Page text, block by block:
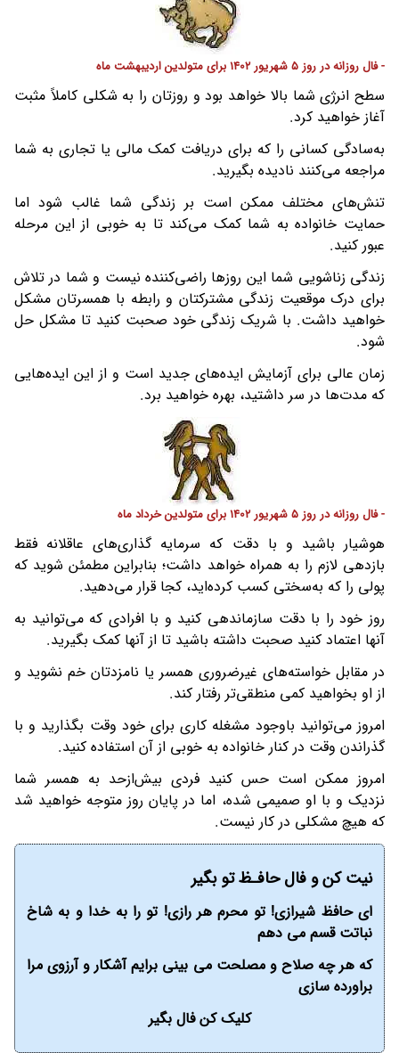
- فال روزانه در روز 5 شهریور 1402 برای متولدین اردیبهشت ماه
سطح انرژی شما بالا خواهد بود و روزتان را به شکلی کاملاً مثبت
آغاز خواهید کرد.
به‌سادگی کسانی را که برای دریافت کمک مالی یا تجاری به شما
مراجعه می‌کنند نادیده بگیرید.
تنش‌های مختلف ممکن است بر زندگی شما غالب شود اما
حمایت خانواده به شما کمک می‌کند تا به خوبی از این مرحله
عبور کنید.
زندگی زناشویی شما این روزها راضی‌کننده نیست و شما در تلاش
برای درک موقعیت زندگی مشترکتان و رابطه با همسرتان مشکل
خواهید داشت. با شریک زندگی خود صحبت کنید تا مشکل حل
شود.
زمان عالی برای آزمایش ایده‌های جدید است و از این ایده‌هایی
که مدت‌ها در سر داشتید، بهره خواهید برد.
- فال روزانه در روز 5 شهریور 1402 برای متولدین خرداد ماه
هوشیار باشید و با دقت که سرمایه گذاری‌های عاقلانه فقط
بازدهی لازم را به همراه خواهد داشت؛ بنابراین مطمئن شوید که
پولی را که به‌سختی کسب کرده‌اید، کجا قرار می‌دهید.
روز خود را با دقت سازماندهی کنید و با افرادی که می‌توانید به
آنها اعتماد کنید صحبت داشته باشید تا از آنها کمک بگیرید.
در مقابل خواسته‌های غیرضروری همسر یا نامزدتان خم نشوید و
از او بخواهید کمی منطقی‌تر رفتار کند.
امروز می‌توانید باوجود مشغله کاری برای خود وقت بگذارید و با
گذراندن وقت در کنار خانواده به خوبی از آن استفاده کنید.
امروز ممکن است حس کنید فردی بیش‌ازحد به همسر شما
نزدیک و با او صمیمی شده، اما در پایان روز متوجه خواهید شد
که هیچ مشکلی در کار نیست.
نیت کن و فال حافـظ تو بگیر
ای حافظ شیرازی! تو محرم هر رازی! تو را به خدا و به شاخ
نباتت قسم می دهم
که هر چه صلاح و مصلحت می بینی برایم آشکار و آرزوی مرا
براورده سازی
کلیک کن فال بگیر